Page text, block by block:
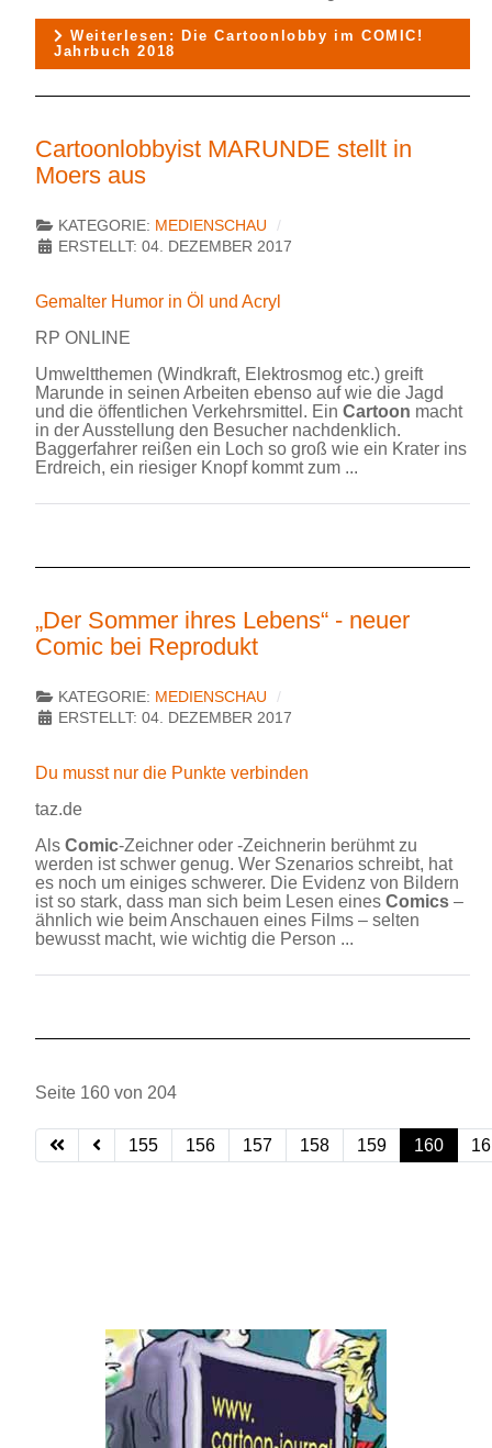
Weiterlesen: Die Cartoonlobby im COMIC!
Jahrbuch 2018
Cartoonlobbyist MARUNDE stellt in
Moers aus
KATEGORIE: MEDIENSCHAU
ERSTELLT: 04. DEZEMBER 2017
Gemalter Humor in Öl und Acryl
RP ONLINE
Umweltthemen (Windkraft, Elektrosmog etc.) greift
Marunde in seinen Arbeiten ebenso auf wie die Jagd
und die öffentlichen Verkehrsmittel. Ein Cartoon macht
in der Ausstellung den Besucher nachdenklich.
Baggerfahrer reißen ein Loch so groß wie ein Krater ins
Erdreich, ein riesiger Knopf kommt zum ...
„Der Sommer ihres Lebens“ - neuer
Comic bei Reprodukt
KATEGORIE: MEDIENSCHAU
ERSTELLT: 04. DEZEMBER 2017
Du musst nur die Punkte verbinden
taz.de
Als Comic-Zeichner oder -Zeichnerin berühmt zu
werden ist schwer genug. Wer Szenarios schreibt, hat
es noch um einiges schwerer. Die Evidenz von Bildern
ist so stark, dass man sich beim Lesen eines Comics –
ähnlich wie beim Anschauen eines Films – selten
bewusst macht, wie wichtig die Person ...
Seite 160 von 204
155 156 157 158 159 160